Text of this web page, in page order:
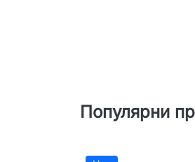
Популярни